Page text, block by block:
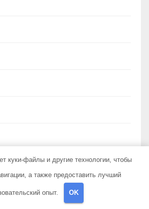
куки-файлы и другие технологии, чтобы
а также предоставить лучший
опыт. OK